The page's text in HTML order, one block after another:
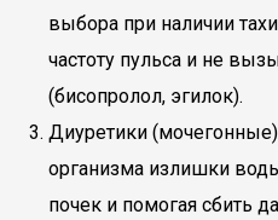
выбора при наличии
частоту пульса и не
(бисопролол, эгилок).
Диуретики
организма излишки
почек и помогая сбить